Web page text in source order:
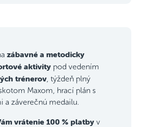
zábavné a metodicky
aktivitypod vedením
trénerov, týždeň plný
Maxom, hrací plán s
a záverečnú medailu.
vrátenie 100 % platby v